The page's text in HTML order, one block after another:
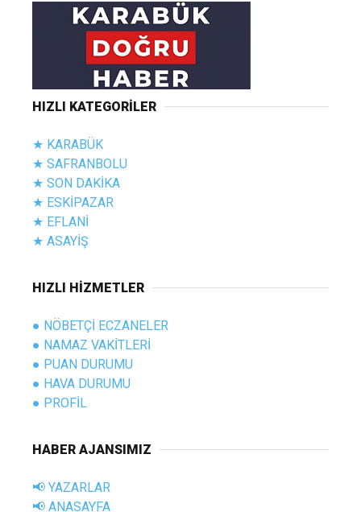
HIZLI KATEGORİLER
★ KARABÜK
★ SAFRANBOLU
★ SON DAKİKA
★ ESKİPAZAR
★ EFLANİ
★ ASAYİŞ
HIZLI HİZMETLER
● NÖBETÇİ ECZANELER
● NAMAZ VAKİTLERİ
● PUAN DURUMU
● HAVA DURUMU
● PROFİL
HABER AJANSIMIZ
📢 YAZARLAR
📢 ANASAYFA